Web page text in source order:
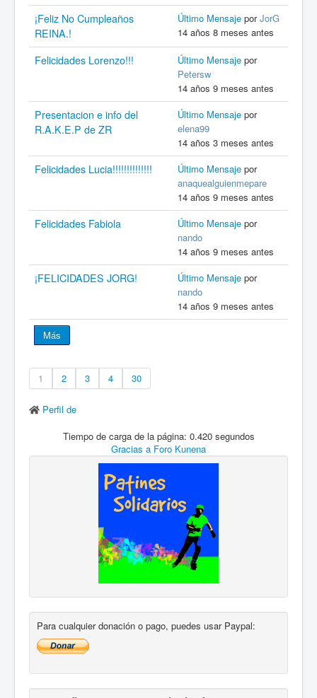
Más
¡Feliz No Cumpleaños
REINA.!
Último Mensaje porJorG
14 años 8 meses antes
Felicidades Lorenzo!!! Último Mensaje por
Petersw
14 años 9 meses antes
Presentacion e info del
R.A.K.E.P de ZR
Último Mensaje por
elena99
14 años 3 meses antes
Felicidades Lucia!!!!!!!!!!!!!! Último Mensaje por
anaquealguienmepare
14 años 9 meses antes
Felicidades Fabiola Último Mensaje por
nando
14 años 9 meses antes
¡FELICIDADES JORG! Último Mensaje por
nando
14 años 9 meses antes
1 2 3 4 30
Perfil de
Tiempo de carga de la página: 0.420 segundos
Gracias a Foro Kunena
Para cualquier donación o pago, puedes usar Paypal: